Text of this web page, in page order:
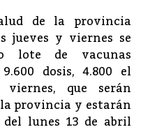
de la provincia
jueves y viernes se
lote de vacunas
dosis, 4.800 el
que serán
provincia y estarán
lunes 13 de abril